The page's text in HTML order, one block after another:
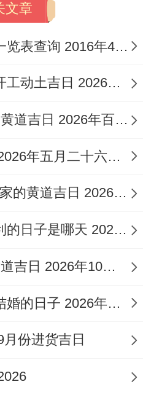
月破日需避免新项目
）
、装修、乔迁、开
酬神
式）、晚间7-9点
，司命吉星照临;金
文章
2026年4月黄道吉日一览表查询 2016年4月26号黄历
2026年农历9月建房开工动土吉日 2026年农历九月哪天适合建房
2026年11月份百日宴黄道吉日 2026年百日宴黄道吉日查询表
2026年5月黄历吉日 2026年五月二十六黄历
2026年四十月适合搬家的黄道吉日 2026416适合搬家吗
2026年2月装修最吉利的日子是哪天 2026年2月那天装修日子好
2026年10月修坟墓黄道吉日 2026年10月修坟黄道吉日一览表
2026年阴历5月适合结婚的日子 2026年阴历5月初六适合结婚吗
份进货吉日